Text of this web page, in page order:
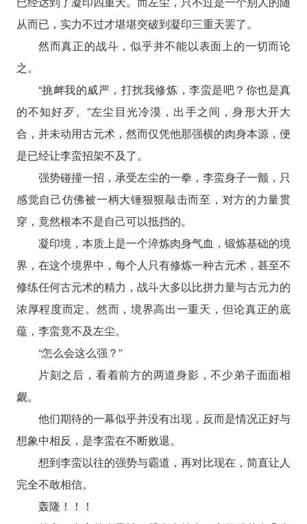
从而已，实力不过才堪堪突破到凝印三重天罢了。
然而真正的战斗，似乎并不能以表面上的一切而论
之。
“挑衅我的威严，打扰我修炼，李蛮是吧？你也是真
的不知好歹。”左尘目光冷漠，出手之间，身形大开大
合，并未动用古元术，然而仅凭他那强横的肉身本源，便
是已经让李蛮招架不及了。
强势碰撞一招，承受左尘的一拳，李蛮身子一颤，只
感觉自己仿佛被一柄大锤狠狠敲击而至，对方的力量贯
穿，竟然根本不是自己可以抵挡的。
凝印境，本质上是一个淬炼肉身气血，锻炼基础的境
界，在这个境界中，每个人只有修炼一种古元术，甚至不
修练任何古元术的精力，战斗大多以比拼力量与古元力的
浓厚程度而定。然而，境界高出一重天，但论真正的底
蕴，李蛮竟不及左尘。
“怎么会这么强？”
片刻之后，看着前方的两道身影，不少弟子面面相
觑。
他们期待的一幕似乎并没有出现，反而是情况正好与
想象中相反，是李蛮在不断败退。
想到李蛮以往的强势与霸道，再对比现在，简直让人
完全不敢相信。
轰隆！！！